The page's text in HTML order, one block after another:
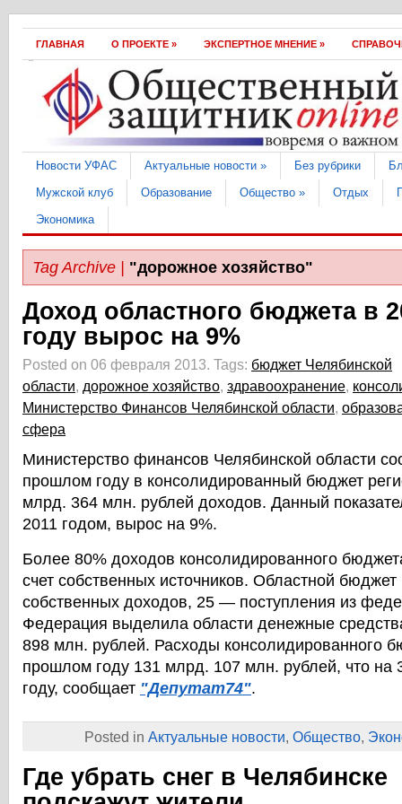
ГЛАВНАЯ О ПРОEКТЕ » ЭКСПЕРТНОЕ МНЕНИЕ »
Hовости УФАС Актуальные новости » Без рубрики
Мужской клуб
Образование Общество » Отдых
Экономика
Tag Archive | "дорожное хозяйство"
Доход областного бюджета в
году вырос на 9%
Posted on 06 февраля 2013. Tags: бюджет Челябинской
области, дорожное хозяйство, здравоохранение,
Министерство Финансов Челябинской области,
сфера
Министерство финансов Челябинской области
прошлом году в консолидированный бюджет
млрд. 364 млн. рублей доходов. Данный
2011 годом, вырос на 9%.
Более 80% доходов консолидированного
счет собственных источников. Областной бюджет
собственных доходов, 25 — поступления из
Федерация выделила области денежные
898 млн. рублей. Расходы консолидированного
прошлом году 131 млрд. 107 млн. рублей, что на
году, сообщает "Депутат74".
Posted in Актуальные новости, Общество,
Где убрать снег в Челябинске